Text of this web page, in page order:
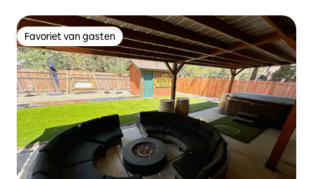
Favoriet van gasten
Favoriet van gasten